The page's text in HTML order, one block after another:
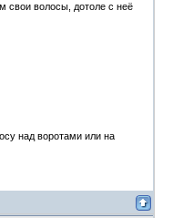
свои волосы, дотоле с неё
над воротами или на